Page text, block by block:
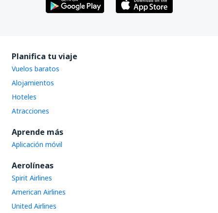
Planifica tu viaje
Vuelos baratos
Alojamientos
Hoteles
Atracciones
Aprende más
Aplicación móvil
Aerolíneas
Spirit Airlines
American Airlines
United Airlines